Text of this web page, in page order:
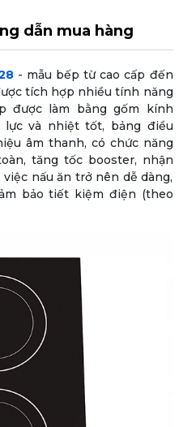
dẫn mua hàng
- mẫu bếp từ cao cấp đến
tích hợp nhiều tính năng
được làm bằng gốm kính
lực và nhiệt tốt, bảng điều
âm thanh, có chức năng
tăng tốc booster, nhận
nấu ăn trở nên dễ dàng,
bảo tiết kiệm điện (theo